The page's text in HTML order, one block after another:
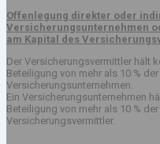
Offenlegung direkter oder
Versicherungsunternehmen
am Kapital des
Der Versicherungsvermittler hält
Beteiligung von mehr als 10 %
Versicherungsunternehmen.
Ein Versicherungsunternehmen
Beteiligung von mehr als 10 %
Versicherungsvermittler.